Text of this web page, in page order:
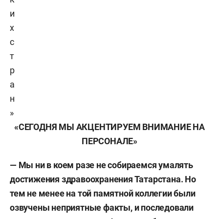
и
х
с
т
р
а
н
»
«СЕГОДНЯ МЫ АКЦЕНТИРУЕМ ВНИМАНИЕ НА
ПЕРСОНАЛЕ»
— Мы ни в коем разе не собираемся умалять
достижения здравоохранения Татарстана. Но
тем не менее на той памятной коллегии были
озвучены неприятные факты, и последовали